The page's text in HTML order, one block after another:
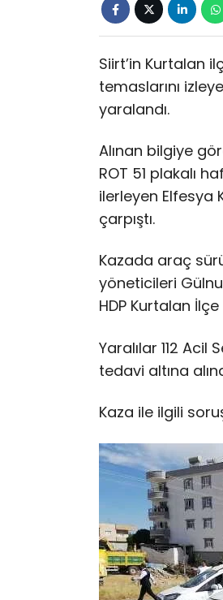
Siirt’in Kurtalan
temaslarını
yaralandı.
Alınan bilgiye
ROT 51 plakalı
ilerleyen Elfesya
çarpıştı.
Kazada araç
yöneticileri
HDP Kurtalan
Yaralılar 112 Acil
tedavi altına
Kaza ile ilgili